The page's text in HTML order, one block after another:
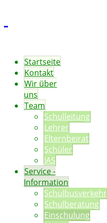
Startseite
Kontakt
Wir über
uns
Team
Schulleitung
Lehrer
Elternbeirat
Schüler
JAS
Service -
Information
Schulbusverkehr
Schulberatung
Einschulung